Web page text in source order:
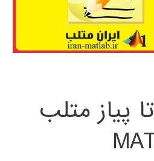
پیاز متلب